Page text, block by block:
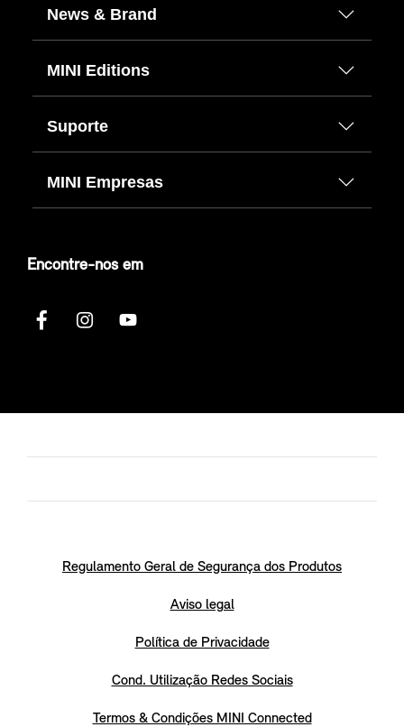
News & Brand
MINI Editions
Suporte
MINI Empresas
Encontre-nos em
Regulamento Geral de Segurança dos Produtos
Aviso legal
Política de Privacidade
Cond. Utilização Redes Sociais
Termos & Condições MINI Connected